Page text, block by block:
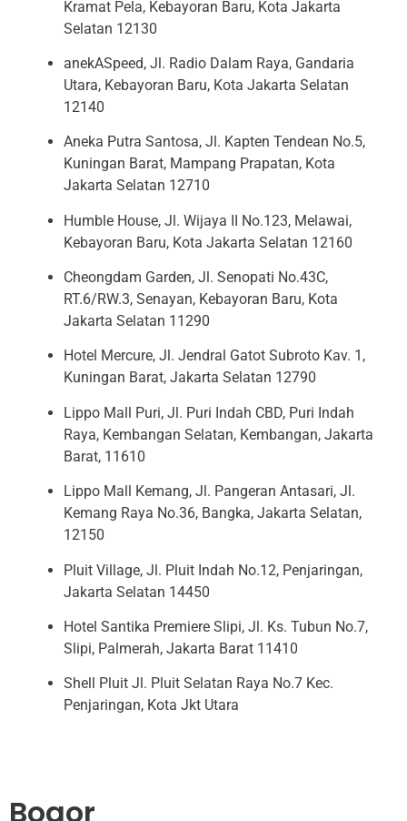
Kramat Pela, Kebayoran Baru, Kota Jakarta
Selatan 12130
anekASpeed, Jl. Radio Dalam Raya, Gandaria
Utara, Kebayoran Baru, Kota Jakarta Selatan
12140
Aneka Putra Santosa, Jl. Kapten Tendean No.5,
Kuningan Barat, Mampang Prapatan, Kota
Jakarta Selatan 12710
Humble House, Jl. Wijaya II No.123, Melawai,
Kebayoran Baru, Kota Jakarta Selatan 12160
Cheongdam Garden, Jl. Senopati No.43C,
RT.6/RW.3, Senayan, Kebayoran Baru, Kota
Jakarta Selatan 11290
Hotel Mercure, Jl. Jendral Gatot Subroto Kav. 1,
Kuningan Barat, Jakarta Selatan 12790
Lippo Mall Puri, Jl. Puri Indah CBD, Puri Indah
Raya, Kembangan Selatan, Kembangan, Jakarta
Barat, 11610
Lippo Mall Kemang, Jl. Pangeran Antasari, Jl.
Kemang Raya No.36, Bangka, Jakarta Selatan,
12150
Pluit Village, Jl. Pluit Indah No.12, Penjaringan,
Jakarta Selatan 14450
Hotel Santika Premiere Slipi, Jl. Ks. Tubun No.7,
Slipi, Palmerah, Jakarta Barat 11410
Shell Pluit Jl. Pluit Selatan Raya No.7 Kec.
Penjaringan, Kota Jkt Utara
Bogor